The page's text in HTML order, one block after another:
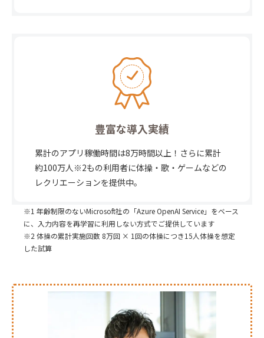
豊富な導入実績
累計のアプリ稼働時間は8万時間以上！さらに累計
約100万人※2もの利用者に体操・歌・ゲームなどの
レクリエーションを提供中。
※1 年齢制限のないMicrosoft社の「Azure OpenAI Service」をベース
に、入力内容を再学習に利用しない方式でご提供しています
※2 体操の累計実施回数 8万回 × 1回の体操につき15人体操を想定
した試算